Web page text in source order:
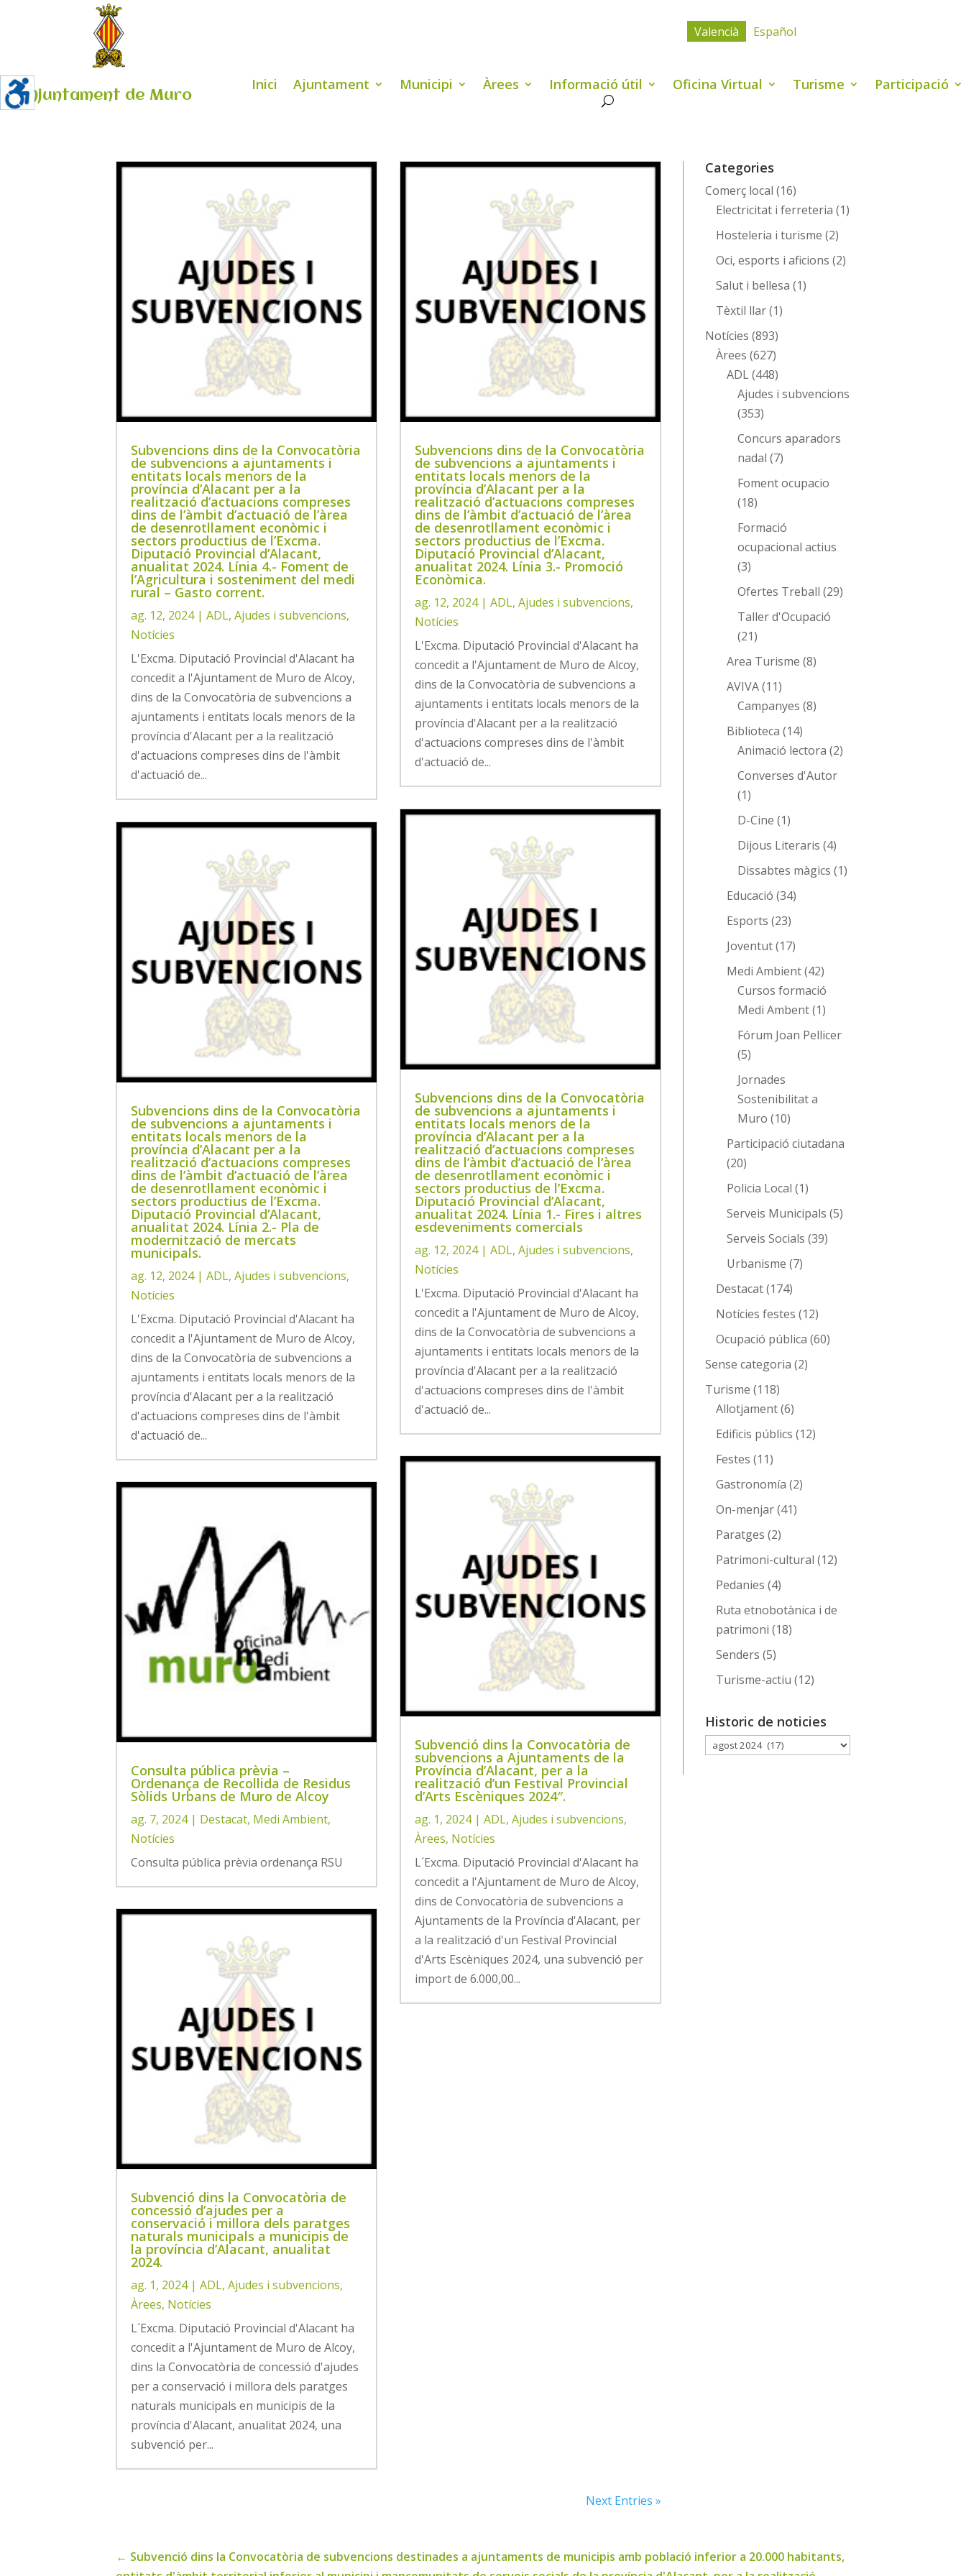
Ajuntament de Muro
Valencià Español
Inici Ajuntament Municipi Àrees Informació útil Oficina Virtual Turisme Participació
Subvencions dins de la Convocatòria
de subvencions a ajuntaments i
entitats locals menors de la
província d’Alacant per a la
realització d’actuacions compreses
dins de l’àmbit d’actuació de l’àrea
de desenrotllament econòmic i
sectors productius de l’Excma.
Diputació Provincial d’Alacant,
anualitat 2024. Línia 4.- Foment de
l’Agricultura i sosteniment del medi
rural – Gasto corrent.
ag. 12, 2024|ADL,Ajudes i subvencions,
Notícies
L'Excma. Diputació Provincial d'Alacant ha
concedit a l'Ajuntament de Muro de Alcoy,
dins de la Convocatòria de subvencions a
ajuntaments i entitats locals menors de la
província d'Alacant per a la realització
d'actuacions compreses dins de l'àmbit
d'actuació de...
Subvencions dins de la Convocatòria
de subvencions a ajuntaments i
entitats locals menors de la
província d’Alacant per a la
realització d’actuacions compreses
dins de l’àmbit d’actuació de l’àrea
de desenrotllament econòmic i
sectors productius de l’Excma.
Diputació Provincial d’Alacant,
anualitat 2024. Línia 2.- Pla de
modernització de mercats
municipals.
ag. 12, 2024|ADL,Ajudes i subvencions,
Notícies
L'Excma. Diputació Provincial d'Alacant ha
concedit a l'Ajuntament de Muro de Alcoy,
dins de la Convocatòria de subvencions a
ajuntaments i entitats locals menors de la
província d'Alacant per a la realització
d'actuacions compreses dins de l'àmbit
d'actuació de...
Consulta pública prèvia –
Ordenança de Recollida de Residus
Sòlids Urbans de Muro de Alcoy
ag. 7, 2024| Destacat, Medi Ambient,
Notícies
Consulta pública prèvia ordenança RSU
Subvenció dins la Convocatòria de
concessió d’ajudes per a
conservació i millora dels paratges
naturals municipals a municipis de
la província d’Alacant, anualitat
2024.
ag. 1, 2024|ADL,Ajudes i subvencions,
Àrees, Notícies
L´Excma. Diputació Provincial d'Alacant ha
concedit a l'Ajuntament de Muro de Alcoy,
dins la Convocatòria de concessió d'ajudes
per a conservació i millora dels paratges
naturals municipals en municipis de la
província d'Alacant, anualitat 2024, una
subvenció per...
Subvencions dins de la Convocatòria
de subvencions a ajuntaments i
entitats locals menors de la
província d’Alacant per a la
realització d’actuacions compreses
dins de l’àmbit d’actuació de l’àrea
de desenrotllament econòmic i
sectors productius de l’Excma.
Diputació Provincial d’Alacant,
anualitat 2024. Línia 3.- Promoció
Econòmica.
ag. 12, 2024| ADL, Ajudes i subvencions,
Notícies
L'Excma. Diputació Provincial d'Alacant ha
concedit a l'Ajuntament de Muro de Alcoy,
dins de la Convocatòria de subvencions a
ajuntaments i entitats locals menors de la
província d'Alacant per a la realització
d'actuacions compreses dins de l'àmbit
d'actuació de...
Subvencions dins de la Convocatòria
de subvencions a ajuntaments i
entitats locals menors de la
província d’Alacant per a la
realització d’actuacions compreses
dins de l’àmbit d’actuació de l’àrea
de desenrotllament econòmic i
sectors productius de l’Excma.
Diputació Provincial d’Alacant,
anualitat 2024. Línia 1.- Fires i altres
esdeveniments comercials
ag. 12, 2024| ADL, Ajudes i subvencions,
Notícies
L'Excma. Diputació Provincial d'Alacant ha
concedit a l'Ajuntament de Muro de Alcoy,
dins de la Convocatòria de subvencions a
ajuntaments i entitats locals menors de la
província d'Alacant per a la realització
d'actuacions compreses dins de l'àmbit
d'actuació de...
Subvenció dins la Convocatòria de
subvencions a Ajuntaments de la
Província d’Alacant, per a la
realització d’un Festival Provincial
d’Arts Escèniques 2024″.
ag. 1, 2024| ADL, Ajudes i subvencions,
Àrees, Notícies
L´Excma. Diputació Provincial d'Alacant ha
concedit a l'Ajuntament de Muro de Alcoy,
dins de Convocatòria de subvencions a
Ajuntaments de la Província d'Alacant, per
a la realització d'un Festival Provincial
d'Arts Escèniques 2024, una subvenció per
import de 6.000,00...
Next Entries »
Categories
Comerç local (16)
Electricitat i ferreteria (1)
Hosteleria i turisme (2)
Oci, esports i aficions (2)
Salut i bellesa (1)
Tèxtil llar(1)
Notícies (893)
Àrees (627)
ADL(448)
Ajudes i subvencions
(353)
Concurs aparadors
nadal (7)
Foment ocupacio
(18)
Formació
ocupacional actius
(3)
Ofertes Treball (29)
Taller d'Ocupació
(21)
Area Turisme (8)
AVIVA(11)
Campanyes (8)
Biblioteca (14)
Animació lectora (2)
Converses d'Autor
(1)
D-Cine (1)
Dijous Literaris (4)
Dissabtes màgics (1)
Educació (34)
Esports (23)
Joventut(17)
Medi Ambient(42)
Cursos formació
Medi Ambent(1)
Fórum Joan Pellicer
(5)
Jornades
Sostenibilitat a
Muro (10)
Participació ciutadana
(20)
Policia Local (1)
Serveis Municipals (5)
Serveis Socials (39)
Urbanisme (7)
Destacat(174)
Notícies festes (12)
Ocupació pública (60)
Sense categoria (2)
Turisme (118)
Allotjament(6)
Edificis públics (12)
Festes (11)
Gastronomía (2)
On-menjar(41)
Paratges (2)
Patrimoni-cultural (12)
Pedanies (4)
Ruta etnobotànica i de
patrimoni (18)
Senders (5)
Turisme-actiu (12)
Historic de noticies
Historic
← Subvenció dins la Convocatòria de subvencions destinades a ajuntaments de municipis amb població inferior a 20.000 habitants,